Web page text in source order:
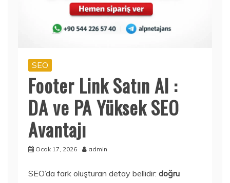
SEO
Footer Link Satın Al :
DA ve PA Yüksek SEO
Avantajı
Ocak 17, 2026 admin
SEO’da fark oluşturan detay bellidir: doğru